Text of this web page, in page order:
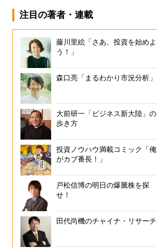
注目の著者・連載
藤川里絵「さあ、投資を始めよ
う！」
森口亮「まるわかり市況分析」
大前研一「ビジネス新大陸」の
歩き方
投資ノウハウ満載コミック「俺
がカブ番長！」
戸松信博の明日の爆騰株を探
せ！
田代尚機のチャイナ・リサーチ